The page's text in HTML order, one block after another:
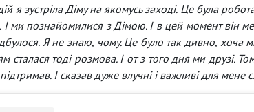
я зустріла Діму на якомусь заході. Це була
І ми познайомилися з Дімою. І в цей момент він
Я не знаю, чому. Це було так дивно, хоча
сталася тоді розмова. І от з того дня ми друзі.
І сказав дуже влучні і важливі для мене